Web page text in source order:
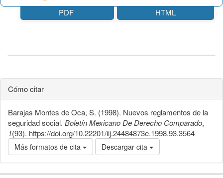
PDF HTML
Cómo citar
Barajas Montes de Oca, S. (1998). Nuevos reglamentos de la
seguridad social. Boletín Mexicano De Derecho Comparado,
1(93). https://doi.org/10.22201/iij.24484873e.1998.93.3564
Más formatos de cita Descargar cita